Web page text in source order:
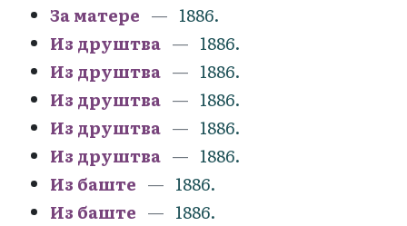
За матере
1886.
Из друштва
1886.
Из друштва
1886.
Из друштва
1886.
Из друштва
1886.
Из друштва
1886.
Из баште
1886.
Из баште
1886.